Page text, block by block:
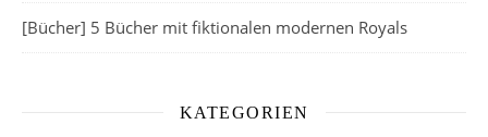
[Bücher] 5 Bücher mit fiktionalen modernen Royals
KATEGORIEN